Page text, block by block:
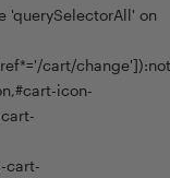
'querySelectorAll' on
cart/
icon-
cart-